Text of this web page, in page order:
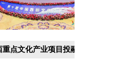
陕西重点文化产业项目投融资推介会